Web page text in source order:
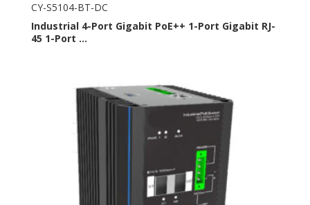
CY-S5104-BT-DC
Industrial 4-Port Gigabit PoE++ 1-Port Gigabit RJ-
45 1-Port ...